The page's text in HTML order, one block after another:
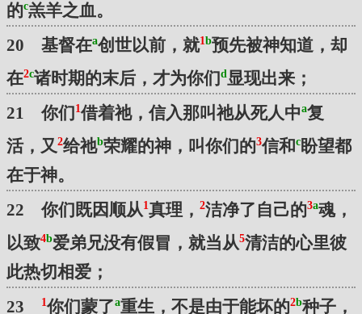
的c羔羊之血。
20 基督在a创世以前，就1b预先被神知道，却
在2c诸时期的末后，才为你们d 显现出来；
21 你们1 借着祂，信入那叫祂从死人中a复
活，又2给祂b荣耀的神，叫你们的3信和c 盼望都
在于神。
22 你们既因顺从1真理， 2洁净了自己的3a魂，
以致4b爱弟兄没有假冒，就当从5清洁的心里彼
此热切相爱；
23
1你们蒙了a重生，不是由于能坏的2b种子，